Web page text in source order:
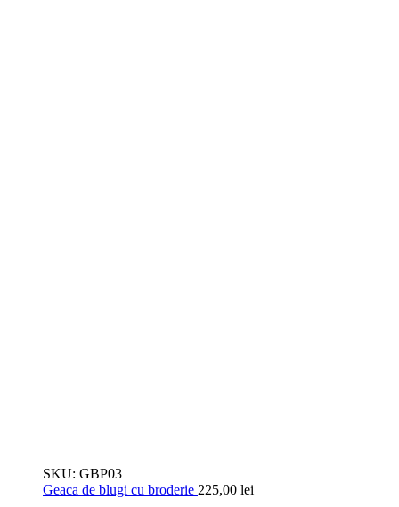
SKU: GBP03
Geaca de blugi cu broderie 225,00 lei